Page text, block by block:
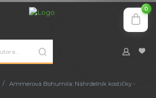
0
Ammerová Bohumila: Náhrdelník kostičky -